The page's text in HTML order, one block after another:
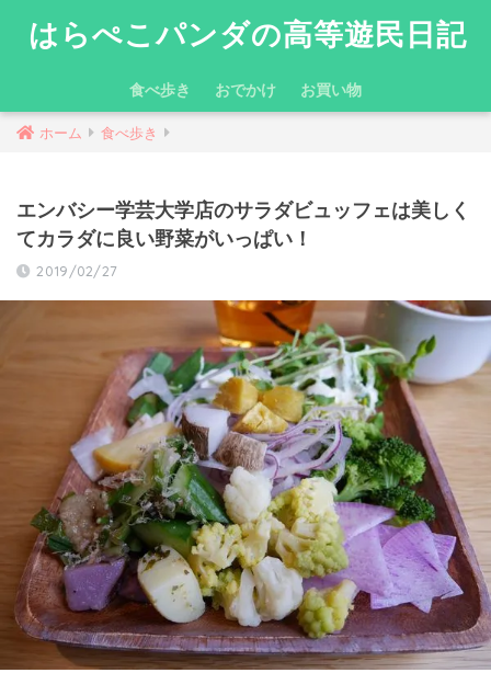
はらぺこパンダの高等遊民日記
食べ歩き おでかけ お買い物
ホーム 食べ歩き
エンバシー学芸大学店のサラダビュッフェは美しく
てカラダに良い野菜がいっぱい！
2019/02/27